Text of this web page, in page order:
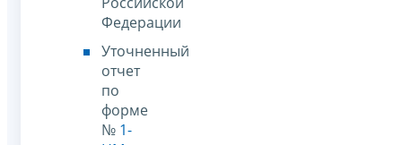
Федерации
Уточненный
отчет
по
форме
№ 1-